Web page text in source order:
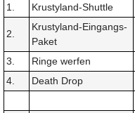
1. Krustyland-Shuttle
2.
Krustyland-Eingangs-
Paket
3.
Ringe werfen
4.
Death Drop